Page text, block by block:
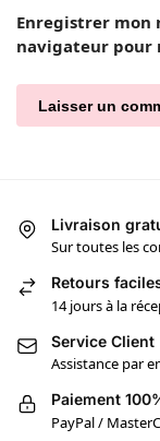
Enregistrer mon
navigateur pour
Livraison
Sur toutes les
Retours
14 jours à la
Service Client
Assistance par
Paiement
PayPal /